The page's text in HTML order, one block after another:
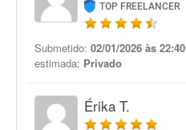
TOP FREELANCER
Submetido: 02/01/2026 às 22:40
estimada: Privado
Érika T.